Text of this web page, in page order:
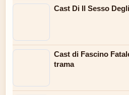
Cast Di Il Sesso
Cast di Fascino
trama